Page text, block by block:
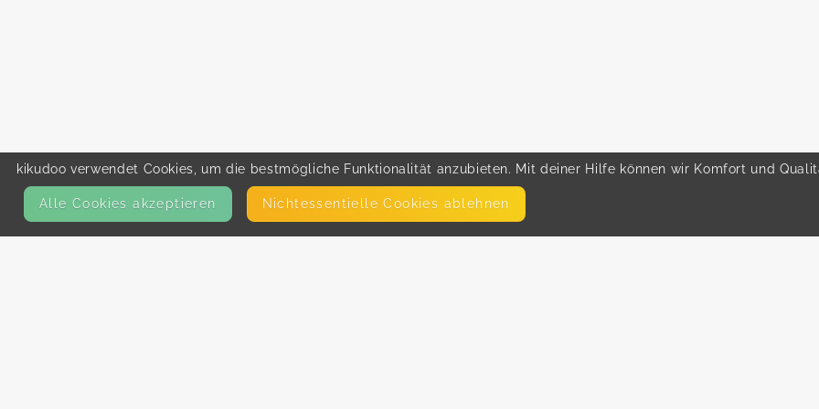
kikudoo verwendet Cookies, um die bestmögliche Funktionalität anzubieten. Mit deiner Hilfe können wir Komfort und
Alle Cookies akzeptieren Nicht­essentielle Cookies ablehnen